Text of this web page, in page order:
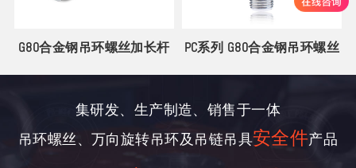
G80合金钢吊环螺丝加长杆 PC系列 G80合金钢吊环螺丝
集研发、生产制造、销售于一体
吊环螺丝、万向旋转吊环及吊链吊具安全件产品